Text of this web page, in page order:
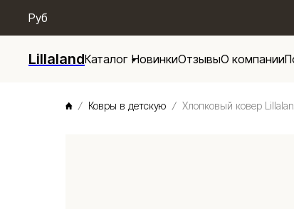
Руб
LillalandКаталог НовинкиОтзывыО компании
Ковры в детскую